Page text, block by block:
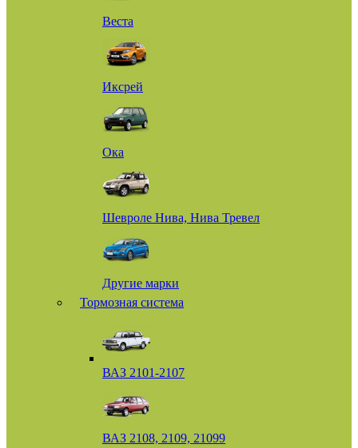
Веста
Иксрей
Ока
Шевроле Нива, Нива Тревел
Другие марки
Тормозная система
ВАЗ 2101-2107
ВАЗ 2108, 2109, 21099